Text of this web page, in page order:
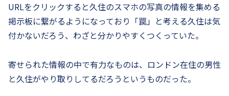
URLをクリックすると久住のスマホの写真の情報を集める
掲示板に繋がるようになっており「罠」と考える久住は気
付かないだろう、わざと分かりやすくつくっていた。
寄せられた情報の中で有力なものは、ロンドン在住の男性
と久住がやり取りしてるだろうというものだった。